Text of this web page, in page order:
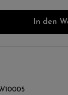
In den